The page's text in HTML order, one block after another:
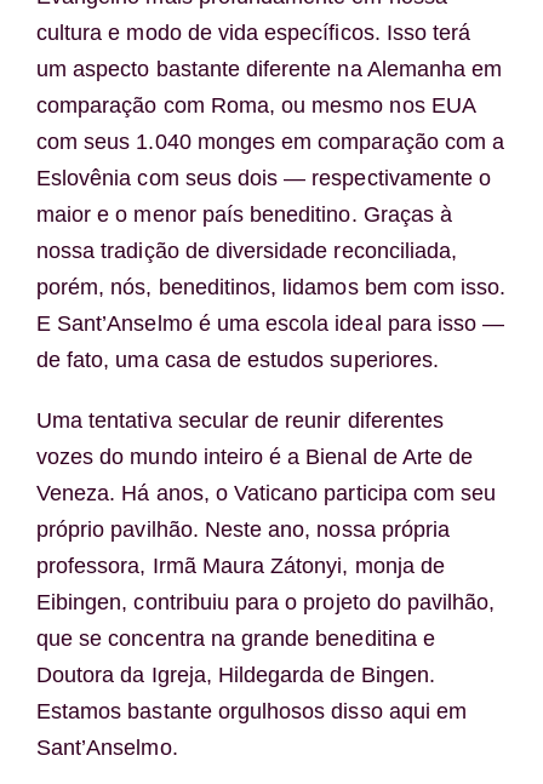
cultura e modo de vida específicos. Isso terá
um aspecto bastante diferente na Alemanha em
comparação com Roma, ou mesmo nos EUA
com seus 1.040 monges em comparação com a
Eslovênia com seus dois — respectivamente o
maior e o menor país beneditino. Graças à
nossa tradição de diversidade reconciliada,
porém, nós, beneditinos, lidamos bem com isso.
E Sant’Anselmo é uma escola ideal para isso —
de fato, uma casa de estudos superiores.
Uma tentativa secular de reunir diferentes
vozes do mundo inteiro é a Bienal de Arte de
Veneza. Há anos, o Vaticano participa com seu
próprio pavilhão. Neste ano, nossa própria
professora, Irmã Maura Zátonyi, monja de
Eibingen, contribuiu para o projeto do pavilhão,
que se concentra na grande beneditina e
Doutora da Igreja, Hildegarda de Bingen.
Estamos bastante orgulhosos disso aqui em
Sant’Anselmo.